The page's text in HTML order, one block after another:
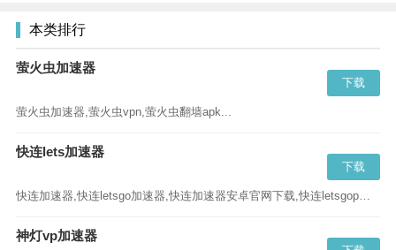
本类排行
萤火虫加速器
萤火虫加速器,萤火虫vpn,萤火虫翻墙apk...
下载
快连lets加速器
快连加速器,快连letsgo加速器,快连加速器安卓官网下载,快连letsgopro加速器...
下载
神灯vp加速器